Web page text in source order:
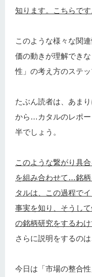
知ります。こちらです
このような様々な関
価の動きが理解でき
性」の考え方のステッ
たぶん読者は、あま
から…カタルのレポー
半でしょう。
このような繋がり具
を組み合わせて…銘
タルは、この過程で
事実を知り、そうし
の銘柄研究をするわけ
さらに説明をするの
今日は「市場の整合